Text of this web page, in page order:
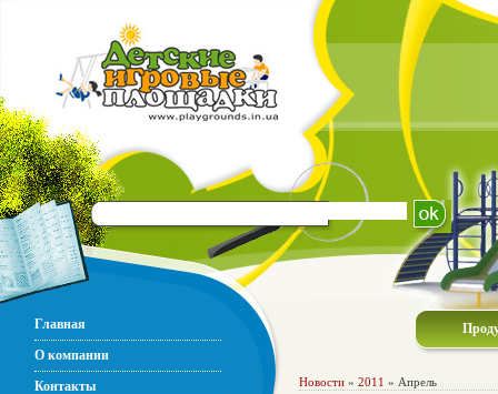
Главная
О компании
Контакты
Новости » 2011 » Апрель